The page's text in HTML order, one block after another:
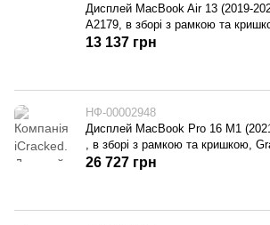
Дисплей MacBook Air 13 (2019-
A2179, в зборі з рамкою та
13 137 грн
НФ-00002948
Дисплей MacBook Pro 16 M1
, в зборі з рамкою та кришкою,
26 727 грн